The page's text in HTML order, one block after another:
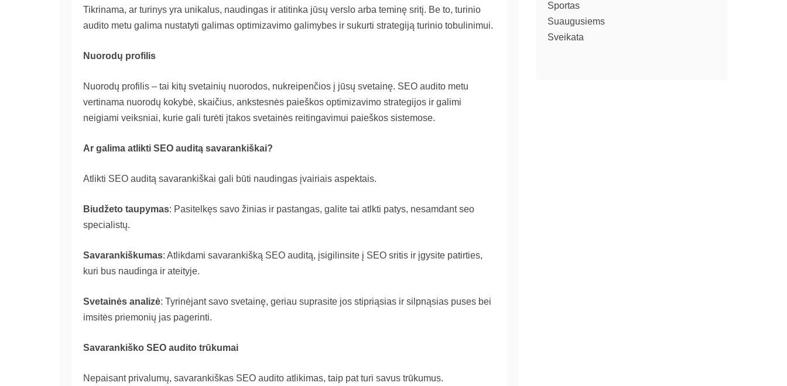
Tikrinama, ar turinys yra unikalus, naudingas ir atitinka jūsų verslo arba teminę sritį. Be to, turinio
audito metu galima nustatyti galimas optimizavimo galimybes ir sukurti strategiją turinio tobulinimui.
Nuorodų profilis
Nuorodų profilis – tai kitų svetainių nuorodos, nukreipenčios į jūsų svetainę. SEO audito metu
vertinama nuorodų kokybė, skaičius, ankstesnės paieškos optimizavimo strategijos ir galimi
neigiami veiksniai, kurie gali turėti įtakos svetainės reitingavimui paieškos sistemose.
Ar galima atlikti SEO auditą savarankiškai?
Atlikti SEO auditą savarankiškai gali būti naudingas įvairiais aspektais.
Biudžeto taupymas: Pasitelkęs savo žinias ir pastangas, galite tai atlkti patys, nesamdant seo
specialistų.
Savarankiškumas: Atlikdami savarankišką SEO auditą, įsigilinsite į SEO sritis ir įgysite patirties,
kuri bus naudinga ir ateityje.
Svetainės analizė: Tyrinėjant savo svetainę, geriau suprasite jos stipriąsias ir silpnąsias puses bei
imsitės priemonių jas pagerinti.
Savarankiško SEO audito trūkumai
Nepaisant privalumų, savarankiškas SEO audito atlikimas, taip pat turi savus trūkumus.
Sportas
Suaugusiems
Sveikata